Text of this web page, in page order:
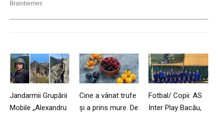
Jandarmii Grupării
Mobile „Alexandru
Cine a vânat trufe
și a prins mure. De
Fotbal/ Copii: AS
Inter Play Bacău,